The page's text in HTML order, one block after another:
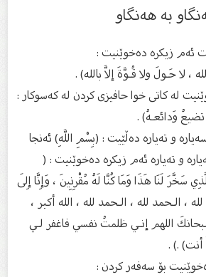
به‌ هه‌نگاو
لا حَـولَ ولا قُـوَّةَ إلاَّ بالله) .
وَدائعـهُ) .
و تەیارە دەڵێیت : (بِسْمِ اللَّهِ) ئەنجا
و تەیارە ئەم زیكرە دەخوێنیت : (
سَخَّرَ لَنَا هَذَا وَمَا كُنَّا لَهُ مُقْرِنِينَ ، وَإِنَّا إِلَى
، الـحمد لله ، الـحمد لله ، الله أكبر ،
اللهم إنـي ظلمتُ نفسي فاغفر لـي
.) .